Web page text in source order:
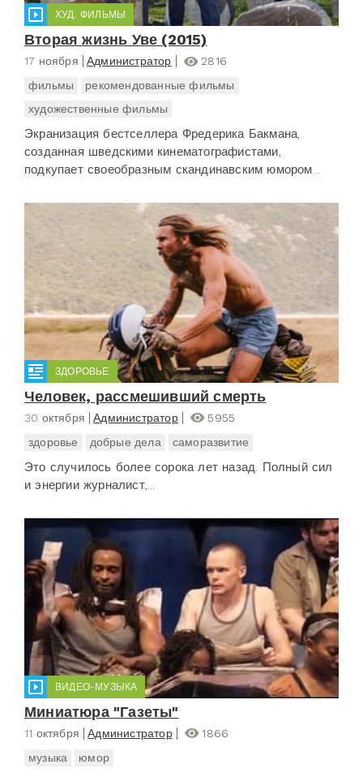
ХУД. ФИЛЬМЫ
Вторая жизнь Уве (2015)
17 ноября Администратор
2816
фильмы
рекомендованные фильмы
художественные фильмы
Экранизация бестселлера Фредерика Бакмана,
созданная шведскими кинематографистами,
подкупает своеобразным скандинавским юмором...
ЗДОРОВЬЕ
Человек, рассмешивший смерть
30 октября Администратор
5955
здоровье
добрые дела саморазвитие
Это случилось более сорока лет назад. Полный сил
и энергии журналист,...
ВИДЕО-МУЗЫКА
Миниатюра "Газеты"
11 октября Администратор
1866
музыка
юмор